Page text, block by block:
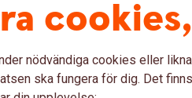
nödvändiga cookies eller
ska fungera för dig. Det